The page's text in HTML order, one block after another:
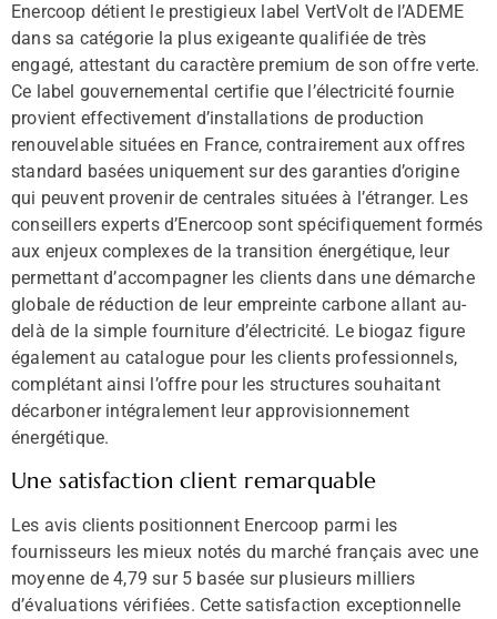
Enercoop détient le prestigieux label VertVolt de l’ADEME
dans sa catégorie la plus exigeante qualifiée de très
engagé, attestant du caractère premium de son offre verte.
Ce label gouvernemental certifie que l’électricité fournie
provient effectivement d’installations de production
renouvelable situées en France, contrairement aux offres
standard basées uniquement sur des garanties d’origine
qui peuvent provenir de centrales situées à l’étranger. Les
conseillers experts d’Enercoop sont spécifiquement formés
aux enjeux complexes de la transition énergétique, leur
permettant d’accompagner les clients dans une démarche
globale de réduction de leur empreinte carbone allant au-
delà de la simple fourniture d’électricité. Le biogaz figure
également au catalogue pour les clients professionnels,
complétant ainsi l’offre pour les structures souhaitant
décarboner intégralement leur approvisionnement
énergétique.
Une satisfaction client remarquable
Les avis clients positionnent Enercoop parmi les
fournisseurs les mieux notés du marché français avec une
moyenne de 4,79 sur 5 basée sur plusieurs milliers
d’évaluations vérifiées. Cette satisfaction exceptionnelle